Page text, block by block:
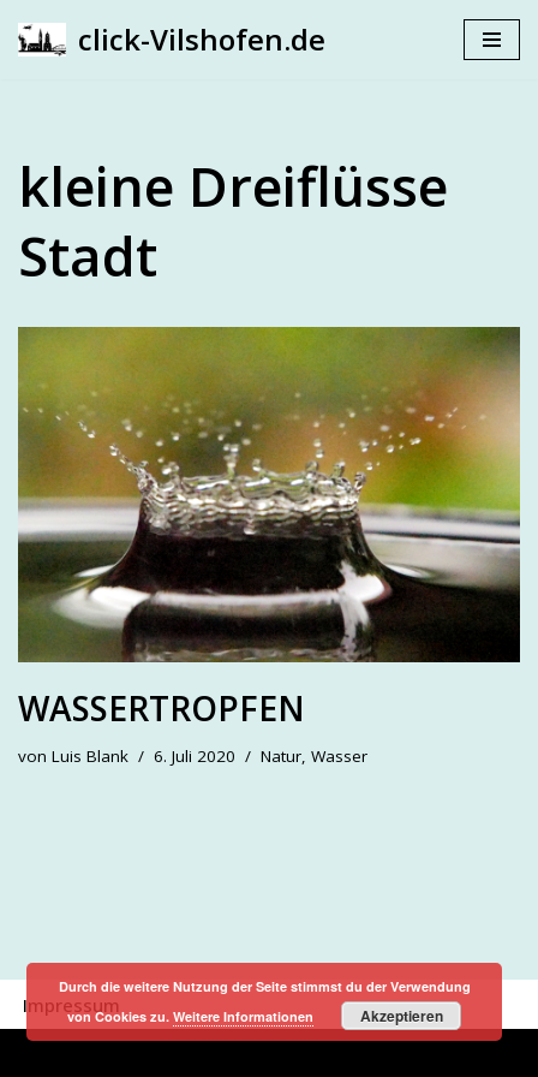
click-Vilshofen.de
kleine Dreiflüsse
Stadt
WASSERTROPFEN
von Luis Blank 6. Juli 2020 Natur, Wasser
Impressum
Durch die weitere Nutzung der Seite stimmst du der Verwendung
von Cookies zu.Weitere Informationen Akzeptieren